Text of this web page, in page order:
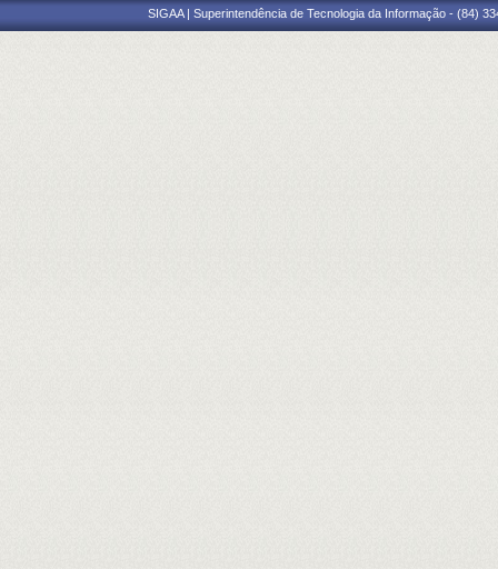
SIGAA | Superintendência de Tecnologia da Informação - (84)